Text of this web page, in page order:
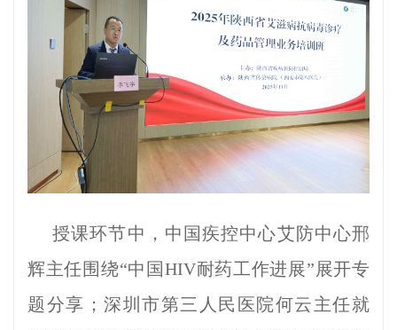
授课环节中，中国疾控中心艾防中心邢
辉主任围绕“中国HIV耐药工作进展”展开专
题分享；深圳市第三人民医院何云主任就